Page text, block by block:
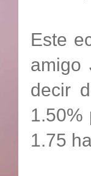
Este
amigo
decir
1.50%
1.75